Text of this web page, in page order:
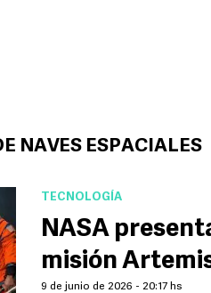
NAVES ESPACIALES
TECNOLOGÍA
NASA
misión
9 de junio de 2026 - 20:17 hs